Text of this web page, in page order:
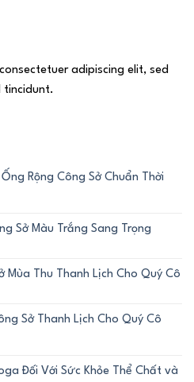
adipiscing elit, sed
tincidunt.
Rộng Công Sở Chuẩn Thời
Sở Màu Trắng Sang Trọng
Mùa Thu Thanh Lịch Cho Quý Cô
Sở Thanh Lịch Cho Quý Cô
Đối Với Sức Khỏe Thể Chất và